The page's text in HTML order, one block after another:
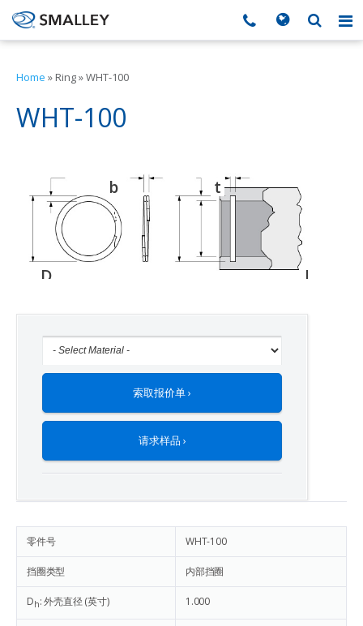
Search form
搜索
Home » Ring»WHT-100
WHT-100
b t
D
Do
索取报价单 ›
请求样品 ›
零件号 WHT-100
挡圈类型 内部挡圈
Dh: 外壳直径 (英寸) 1.000